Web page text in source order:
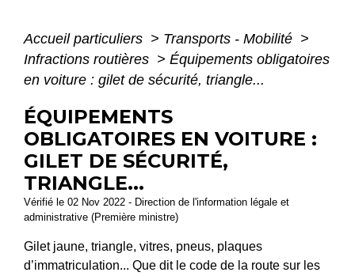
Accueil particuliers > Transports - Mobilité >
Infractions routières > Équipements obligatoires
en voiture : gilet de sécurité, triangle...
ÉQUIPEMENTS
OBLIGATOIRES EN VOITURE :
GILET DE SÉCURITÉ,
TRIANGLE...
Vérifié le 02 Nov 2022 - Direction de l'information légale et
administrative (Première ministre)
Gilet jaune, triangle, vitres, pneus, plaques
d’immatriculation... Que dit le code de la route sur les